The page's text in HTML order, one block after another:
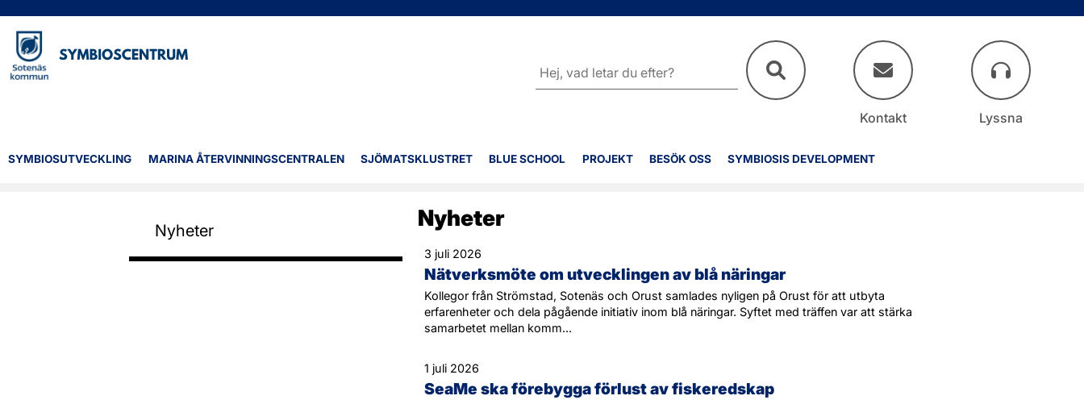
SYMBIOSUTVECKLING MARINA ÅTERVINNINGSCENTRALEN SJÖMATSKLUSTRET BLUE SCHOOL PROJEKT BESÖK OSS SYMBIOSIS DEVELOPMENT
Kontakt Lyssna
Nyheter Nyheter
3 juli 2026
Nätverksmöte om utvecklingen av blå näringar
Kollegor från Strömstad, Sotenäs och Orust samlades nyligen på Orust för att utbyta
erfarenheter och dela pågående initiativ inom blå näringar. Syftet med träffen var att stärka
samarbetet mellan komm...
1 juli 2026
SeaMe ska förebygga förlust av fiskeredskap